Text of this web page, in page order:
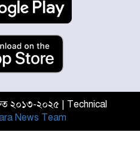
পৌঁছে নির্ধারিত কর্মসূচিতে
প্রধানমন্ত্রী
সংস্থার পিরোজপুর
অনুমোদন
তথ্য বিশ্বমিডিয়ায় পৌঁছে
গুমের চেষ্টা ৩ বার
২০১৩-২০২৫ | Technical
News Team